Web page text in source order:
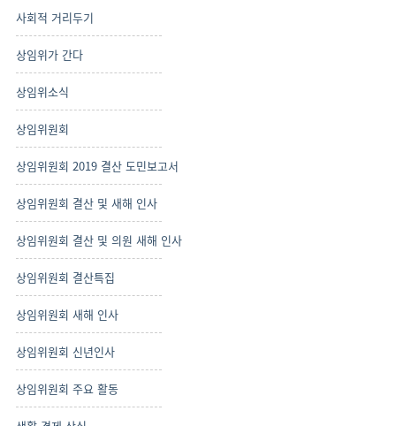
사회적 거리두기
상임위가 간다
상임위소식
상임위원회
상임위원회 2019 결산 도민보고서
상임위원회 결산 및 새해 인사
상임위원회 결산 및 의원 새해 인사
상임위원회 결산특집
상임위원회 새해 인사
상임위원회 신년인사
상임위원회 주요 활동